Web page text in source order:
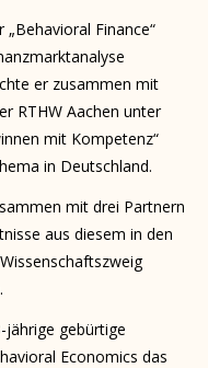
Finance“
er zusammen mit
RTHW Aachen unter
mit Kompetenz“
in Deutschland.
mit drei Partnern
aus diesem in den
jährige gebürtige
Economics das